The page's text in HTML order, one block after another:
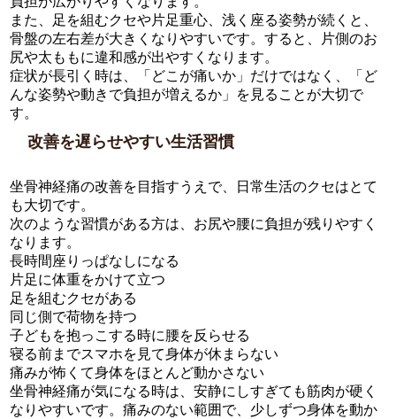
また、足を組むクセや片足重心、浅く座る姿勢が続くと、
骨盤の左右差が大きくなりやすいです。すると、片側のお
尻や太ももに違和感が出やすくなります。
症状が長引く時は、「どこが痛いか」だけではなく、「ど
んな姿勢や動きで負担が増えるか」を見ることが大切で
す。
改善を遅らせやすい生活習慣
坐骨神経痛の改善を目指すうえで、日常生活のクセはとて
も大切です。
次のような習慣がある方は、お尻や腰に負担が残りやすく
なります。
長時間座りっぱなしになる
片足に体重をかけて立つ
足を組むクセがある
同じ側で荷物を持つ
子どもを抱っこする時に腰を反らせる
寝る前までスマホを見て身体が休まらない
痛みが怖くて身体をほとんど動かさない
坐骨神経痛が気になる時は、安静にしすぎても筋肉が硬く
なりやすいです。痛みのない範囲で、少しずつ身体を動か